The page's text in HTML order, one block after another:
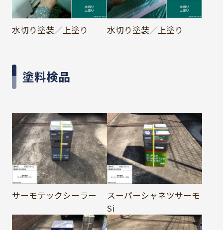
水切り塗装／上塗り 水切り塗装／上塗り
塗料検品
サーモテックシーラー
スーパーシャネツサーモ
Si